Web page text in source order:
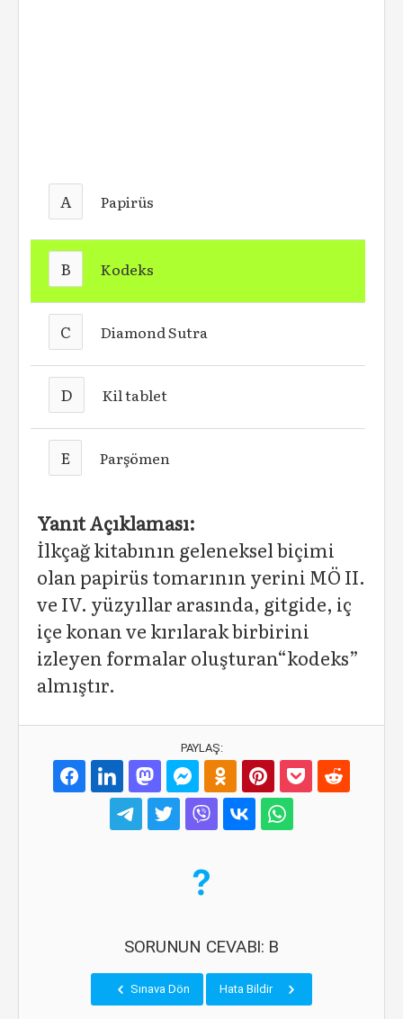
A Papirüs
B Kodeks
C Diamond Sutra
D Kil tablet
E Parşömen
Yanıt Açıklaması:
İlkçağ kitabının geleneksel biçimi
olan papirüs tomarının yerini MÖ II.
ve IV. yüzyıllar arasında, gitgide, iç
içe konan ve kırılarak birbirini
izleyen formalar oluşturan“kodeks”
almıştır.
PAYLAŞ:
SORUNUN CEVABI: B
Sınava Dön Hata Bildir